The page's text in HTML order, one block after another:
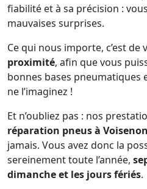
fiabilité et à sa précision :
mauvaises surprises.
Ce qui nous importe, c’est
proximité, afin que vous
bonnes bases pneumatiques
ne l’imaginez !
Et n’oubliez pas : nos
réparation pneus à
jamais. Vous avez donc la
sereinement toute l’année,
dimanche et les jours fériés.